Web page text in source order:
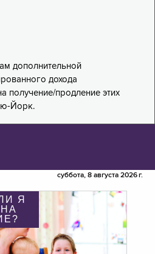
дополнительной
дохода
получение/продление этих
Йорк.
суббота, 8 августа 2026 г.
Я